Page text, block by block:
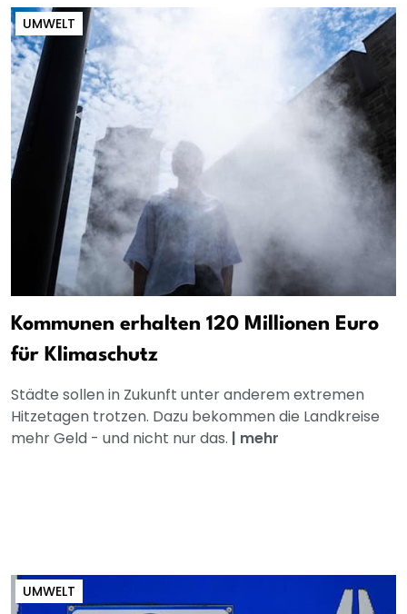
UMWELT
Kommunen erhalten 120 Millionen Euro
für Klimaschutz
Städte sollen in Zukunft unter anderem extremen
Hitzetagen trotzen. Dazu bekommen die Landkreise
mehr Geld - und nicht nur das. | mehr
UMWELT